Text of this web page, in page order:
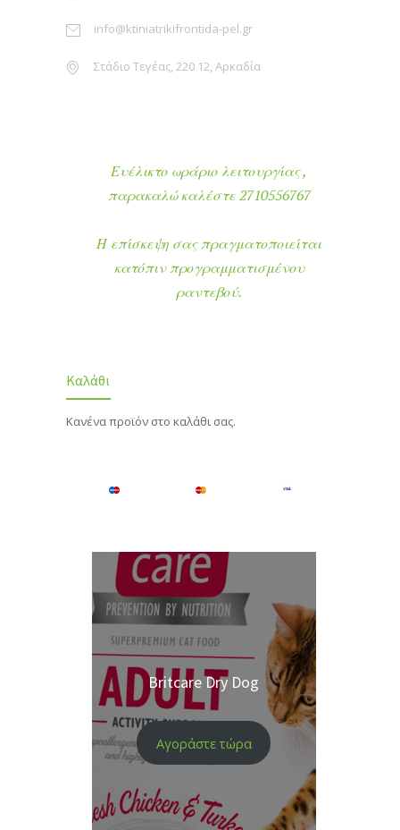
info@ktiniatrikifrontida-pel.gr
Στάδιο Τεγέας, 220 12, Αρκαδία
Ευέλικτο ωράριο λειτουργίας ,
παρακαλώ καλέστε 2710556767
Η επίσκεψη σας πραγματοποιείται
κατόπιν προγραμματισμένου
ραντεβού.
Καλάθι
Κανένα προϊόν στο καλάθι σας.
Britcare Dry Dog
Αγοράστε τώρα